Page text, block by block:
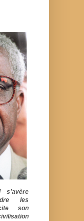
s'avère
les
son